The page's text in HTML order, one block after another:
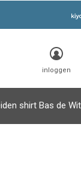
shirt Bas de
inloggen